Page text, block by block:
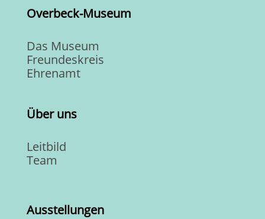
Overbeck-Museum
Das Museum
Freundeskreis
Ehrenamt
Über uns
Leitbild
Team
Ausstellungen